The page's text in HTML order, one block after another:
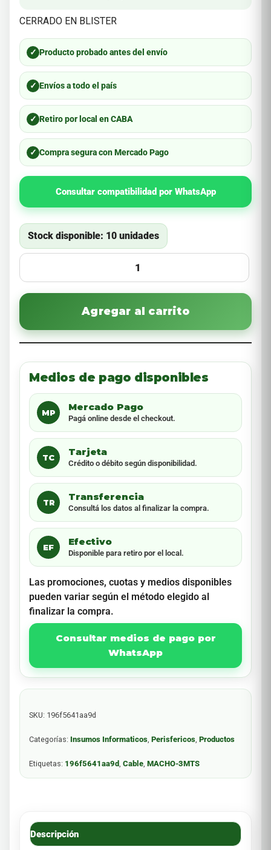
CERRADO EN BLISTER
✓ Producto probado antes del envío
✓ Envíos a todo el país
✓ Retiro por local en CABA
✓ Compra segura con Mercado Pago
Consultar compatibilidad por WhatsApp
Stock disponible: 10 unidades
Agregar al carrito
Medios de pago disponibles
MP
Mercado Pago
Pagá online desde el checkout.
TC
Tarjeta
Crédito o débito según disponibilidad.
TR
Transferencia
Consultá los datos al finalizar la compra.
EF
Efectivo
Disponible para retiro por el local.
Las promociones, cuotas y medios disponibles
pueden variar según el método elegido al
finalizar la compra.
Consultar medios de pago por
WhatsApp
SKU: 196f5641aa9d
Categorías: Insumos Informaticos, Perisfericos, Productos
Etiquetas: 196f5641aa9d, Cable, MACHO-3MTS
Descripción